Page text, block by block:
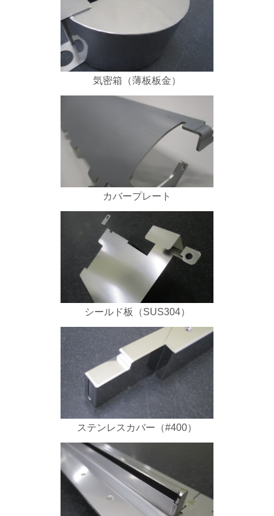
気密箱（薄板板金）
カバープレート
シールド板（SUS304）
ステンレスカバー（#400）